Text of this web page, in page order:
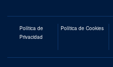
Política de
Privacidad
Política de Cookies